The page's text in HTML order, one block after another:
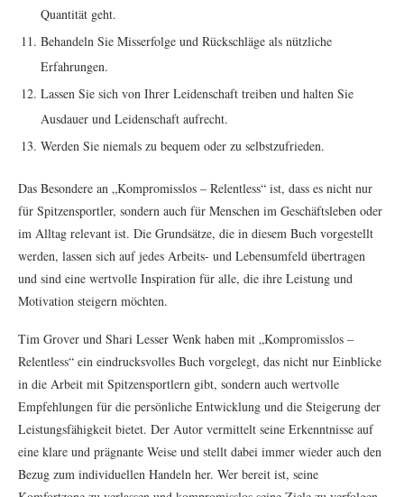
Quantität geht.
Behandeln Sie Misserfolge und Rückschläge als nützliche
Erfahrungen.
Lassen Sie sich von Ihrer Leidenschaft treiben und halten Sie
Ausdauer und Leidenschaft aufrecht.
Werden Sie niemals zu bequem oder zu selbstzufrieden.
Das Besondere an „Kompromisslos – Relentless“ ist, dass es nicht nur
für Spitzensportler, sondern auch für Menschen im Geschäftsleben oder
im Alltag relevant ist. Die Grundsätze, die in diesem Buch vorgestellt
werden, lassen sich auf jedes Arbeits- und Lebensumfeld übertragen
und sind eine wertvolle Inspiration für alle, die ihre Leistung und
Motivation steigern möchten.
Tim Grover und Shari Lesser Wenk haben mit „Kompromisslos –
Relentless“ ein eindrucksvolles Buch vorgelegt, das nicht nur Einblicke
in die Arbeit mit Spitzensportlern gibt, sondern auch wertvolle
Empfehlungen für die persönliche Entwicklung und die Steigerung der
Leistungsfähigkeit bietet. Der Autor vermittelt seine Erkenntnisse auf
eine klare und prägnante Weise und stellt dabei immer wieder auch den
Bezug zum individuellen Handeln her. Wer bereit ist, seine